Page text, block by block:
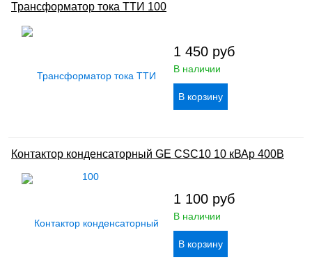
Трансформатор тока ТТИ 100
1 450 руб
В наличии
Контактор конденсаторный GE CSC10 10 кВАр 400В
1 100 руб
В наличии